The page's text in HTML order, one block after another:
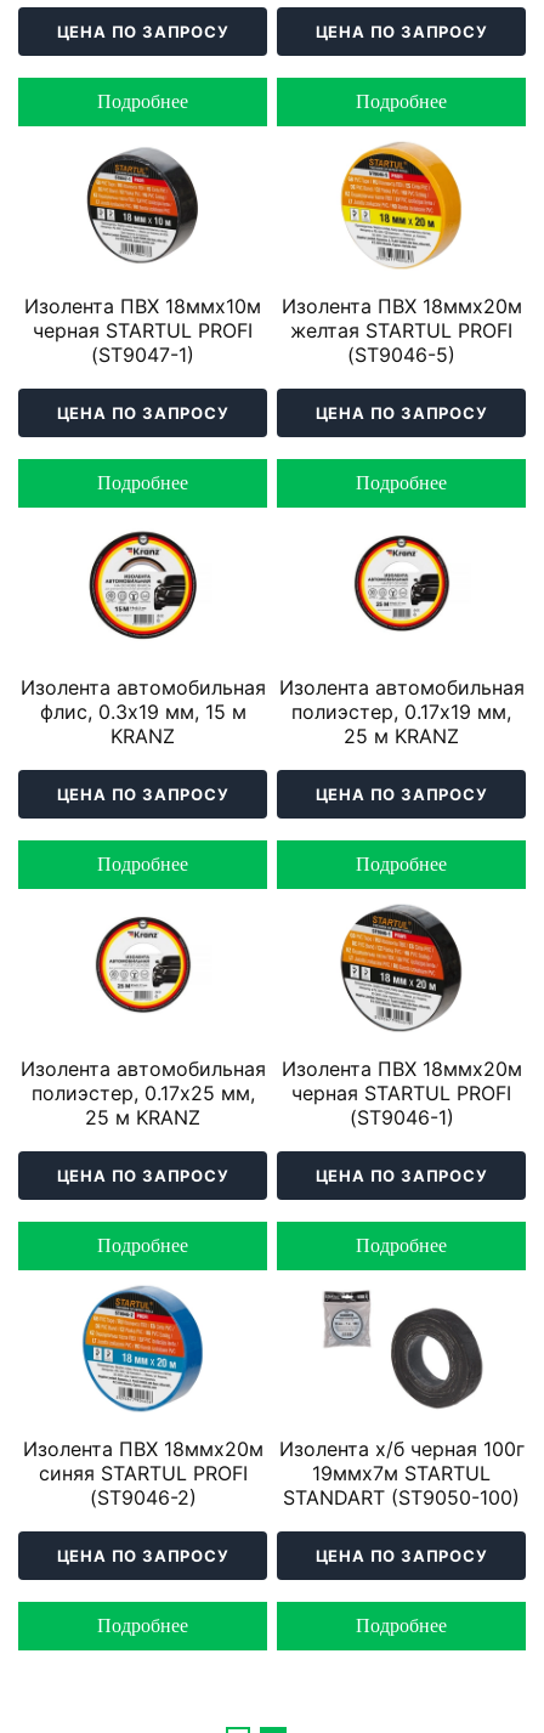
ЦЕНА ПО ЗАПРОСУ
Подробнее
ЦЕНА ПО ЗАПРОСУ
Подробнее
Изолента ПВХ 18ммх10м
черная STARTUL PROFI
(ST9047-1)
ЦЕНА ПО ЗАПРОСУ
Подробнее
Изолента ПВХ 18ммх20м
желтая STARTUL PROFI
(ST9046-5)
ЦЕНА ПО ЗАПРОСУ
Подробнее
Изолента автомобильная
флис, 0.3х19 мм, 15 м
KRANZ
ЦЕНА ПО ЗАПРОСУ
Подробнее
Изолента автомобильная
полиэстер, 0.17х19 мм,
25 м KRANZ
ЦЕНА ПО ЗАПРОСУ
Подробнее
Изолента автомобильная
полиэстер, 0.17х25 мм,
25 м KRANZ
ЦЕНА ПО ЗАПРОСУ
Подробнее
Изолента ПВХ 18ммх20м
черная STARTUL PROFI
(ST9046-1)
ЦЕНА ПО ЗАПРОСУ
Подробнее
Изолента ПВХ 18ммх20м
синяя STARTUL PROFI
(ST9046-2)
ЦЕНА ПО ЗАПРОСУ
Подробнее
Изолента х/б черная 100г
19ммх7м STARTUL
STANDART (ST9050-100)
ЦЕНА ПО ЗАПРОСУ
Подробнее